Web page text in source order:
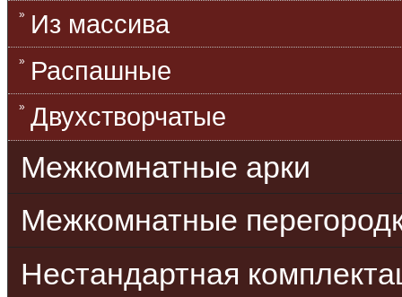
Из массива
Распашные
Двухстворчатые
Межкомнатные арки
Межкомнатные
Нестандартная